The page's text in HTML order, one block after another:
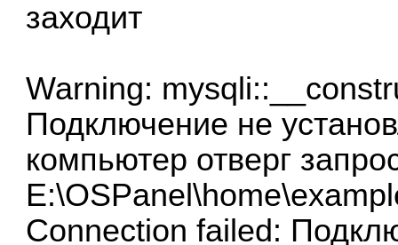
заходит
Warning:
Подключение не
компьютер отверг
Connection failed: